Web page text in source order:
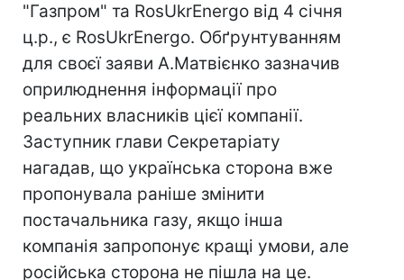
"Газпром" та RosUkrEnergo від 4 січня
ц.р., є RosUkrEnergo. Обґрунтуванням
для своєї заяви А.Матвієнко зазначив
оприлюднення інформації про
реальних власників цієї компанії.
Заступник глави Секретаріату
нагадав, що українська сторона вже
пропонувала раніше змінити
постачальника газу, якщо інша
компанія запропонує кращі умови, але
російська сторона не пішла на це.